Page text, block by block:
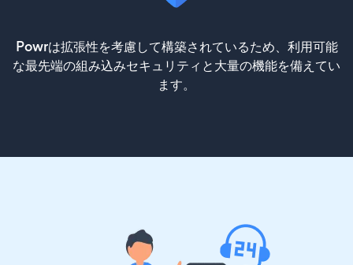
Powrは拡張性を考慮して構築されているため、利用可能
な最先端の組み込みセキュリティと大量の機能を備えてい
ます。